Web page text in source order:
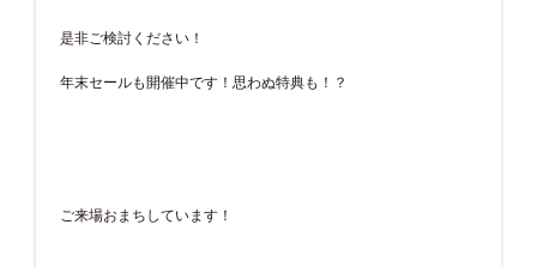
是非ご検討ください！
年末セールも開催中です！思わぬ特典も！？
ご来場おまちしています！